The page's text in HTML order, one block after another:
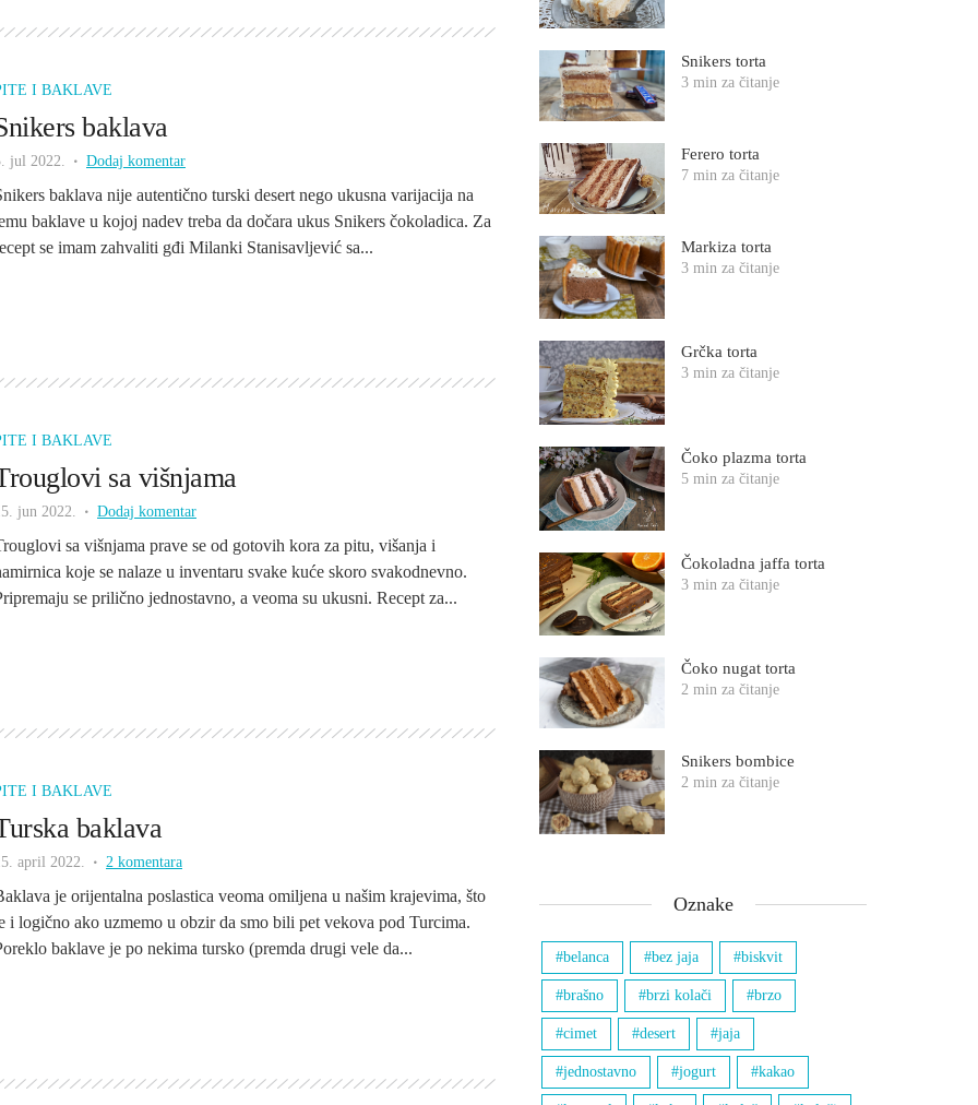
I BAKLAVE
baklava
jul 2022. Dodaj komentar
baklava nije autentično turski desert nego ukusna varijacija na
baklave u kojoj nadev treba da dočara ukus Snikers čokoladica. Za
se imam zahvaliti gđi Milanki Stanisavljević sa...
I BAKLAVE
sa višnjama
jun 2022. Dodaj komentar
sa višnjama prave se od gotovih kora za pitu, višanja i
koje se nalaze u inventaru svake kuće skoro svakodnevno.
se prilično jednostavno, a veoma su ukusni. Recept za...
I BAKLAVE
baklava
april 2022. 2 komentara
je orijentalna poslastica veoma omiljena u našim krajevima, što
i logično ako uzmemo u obzir da smo bili pet vekova pod Turcima.
baklave je po nekima tursko (premda drugi vele da...
Snikers torta
3 min za čitanje
Ferero torta
7 min za čitanje
Markiza torta
3 min za čitanje
Grčka torta
3 min za čitanje
Čoko plazma torta
5 min za čitanje
Čokoladna jaffa torta
3 min za čitanje
Čoko nugat torta
2 min za čitanje
Snikers bombice
2 min za čitanje
Oznake
belanca bez jaja biskvit
brašno brzi kolači brzo
cimet desert jaja
jednostavno jogurt kakao